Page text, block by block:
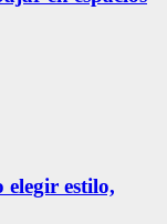
estilo,